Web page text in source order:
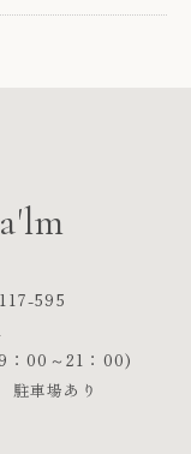
595
：00～21：00)
車場あり